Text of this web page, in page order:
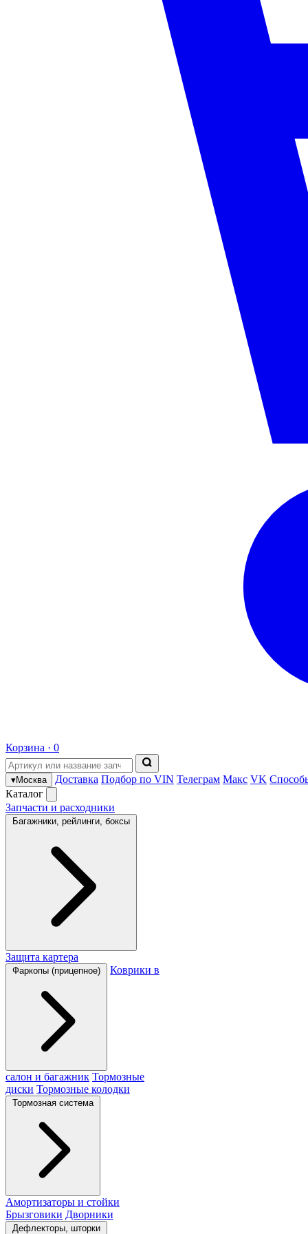
Корзина · 0
▾Москва Доставка Подбор по VIN Телеграм Макс VK
Каталог
Запчасти и расходники
Багажники, рейлинги, боксы
Защита картера
Фаркопы (прицепное) Коврики в
салон и багажник Тормозные
диски Тормозные колодки
Тормозная система
Амортизаторы и стойки
Брызговики Дворники
Дефлекторы, шторки